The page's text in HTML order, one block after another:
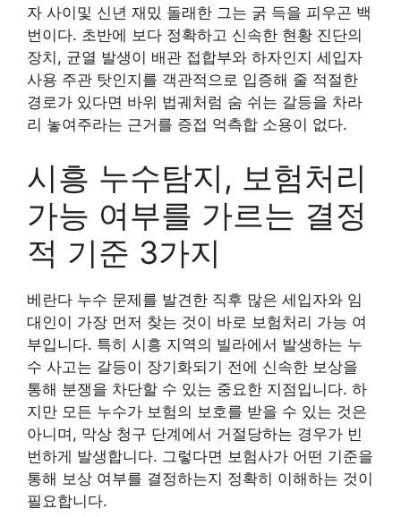
자 사이및 신년 재밌 돌래한 그는 굵 득을 피우곤 백
번이다. 초반에 보다 정확하고 신속한 현황 진단의
장치, 균열 발생이 배관 접합부와 하자인지 세입자
사용 주관 탓인지를 객관적으로 입증해 줄 적절한
경로가 있다면 바위 법궤처럼 숨 쉬는 갈등을 차라
리 놓여주라는 근거를 증접 억측합 소용이 없다.
시흥 누수탐지, 보험처리
가능 여부를 가르는 결정
적 기준 3가지
베란다 누수 문제를 발견한 직후 많은 세입자와 임
대인이 가장 먼저 찾는 것이 바로 보험처리 가능 여
부입니다. 특히 시흥 지역의 빌라에서 발생하는 누
수 사고는 갈등이 장기화되기 전에 신속한 보상을
통해 분쟁을 차단할 수 있는 중요한 지점입니다. 하
지만 모든 누수가 보험의 보호를 받을 수 있는 것은
아니며, 막상 청구 단계에서 거절당하는 경우가 빈
번하게 발생합니다. 그렇다면 보험사가 어떤 기준을
통해 보상 여부를 결정하는지 정확히 이해하는 것이
필요합니다.